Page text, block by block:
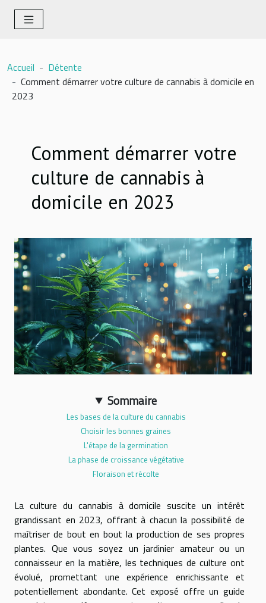
Accueil
Détente
Comment démarrer votre culture de cannabis à domicile en
2023
Comment démarrer votre
culture de cannabis à
domicile en 2023
Sommaire
Les bases de la culture du cannabis
Choisir les bonnes graines
L'étape de la germination
La phase de croissance végétative
Floraison et récolte
La culture du cannabis à domicile suscite un intérêt
grandissant en 2023, offrant à chacun la possibilité de
maîtriser de bout en bout la production de ses propres
plantes. Que vous soyez un jardinier amateur ou un
connaisseur en la matière, les techniques de culture ont
évolué, promettant une expérience enrichissante et
potentiellement abondante. Cet exposé offre un guide